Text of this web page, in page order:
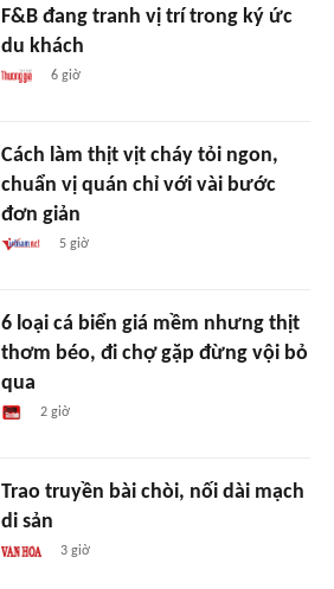
F&B đang tranh vị trí trong ký ức
du khách
6 giờ
Cách làm thịt vịt cháy tỏi ngon,
chuẩn vị quán chỉ với vài bước
đơn giản
5 giờ
6 loại cá biển giá mềm nhưng thịt
thơm béo, đi chợ gặp đừng vội bỏ
qua
2 giờ
Trao truyền bài chòi, nối dài mạch
di sản
3 giờ